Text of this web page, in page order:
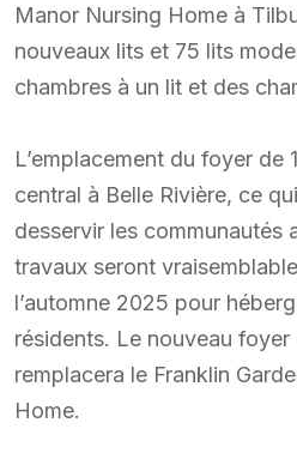
Manor Nursing Home à
nouveaux lits et 75 lits
chambres à un lit et des
L’emplacement du foyer de
central à Belle Rivière, ce
desservir les communautés
travaux seront
l’automne 2025 pour
résidents. Le nouveau
remplacera le Franklin
Home.